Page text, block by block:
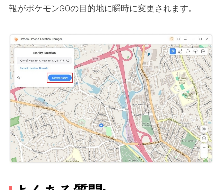
報がポケモンGOの目的地に瞬時に変更されます。